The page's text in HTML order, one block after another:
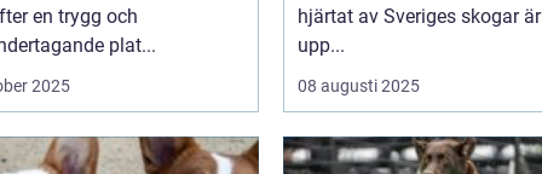
en trygg och
plat...
2025
hjärtat av Sveriges skogar
upp...
08 augusti 2025